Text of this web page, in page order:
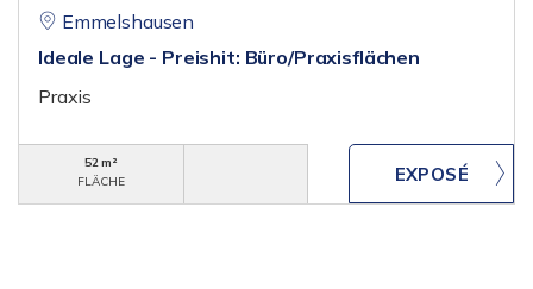
Emmelshausen
Ideale Lage - Preishit: Büro/Praxisflächen
Praxis
52 m²
FLÄCHE